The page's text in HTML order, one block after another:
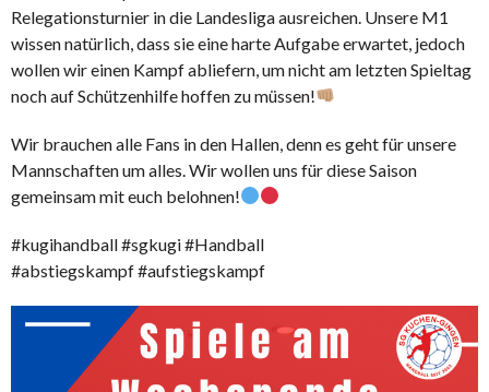
Relegationsturnier in die Landesliga ausreichen. Unsere M1
wissen natürlich, dass sie eine harte Aufgabe erwartet, jedoch
wollen wir einen Kampf abliefern, um nicht am letzten Spieltag
noch auf Schützenhilfe hoffen zu müssen!
Wir brauchen alle Fans in den Hallen, denn es geht für unsere
Mannschaften um alles. Wir wollen uns für diese Saison
gemeinsam mit euch belohnen!
#kugihandball #sgkugi #Handball
#abstiegskampf #aufstiegskampf